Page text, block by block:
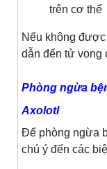
trên cơ thể
Nếu không
dẫn đến tử vong
Phòng ngừa
Axolotl
Để phòng ngừa
chú ý đến các